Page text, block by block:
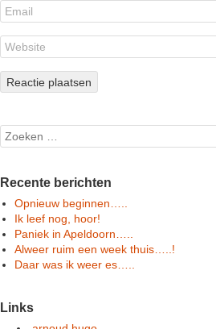
Search
Recente berichten
Opnieuw beginnen…..
Ik leef nog, hoor!
Paniek in Apeldoorn…..
Alweer ruim een week thuis…..!
Daar was ik weer es…..
Links